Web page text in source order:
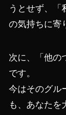
うとせず、「
の気持ちに寄
次に、「他の
です。
今はそのグル
も、あなたを